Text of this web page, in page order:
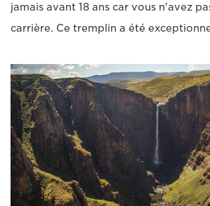
jamais avant 18 ans car vous n'avez
carrière. Ce tremplin a été